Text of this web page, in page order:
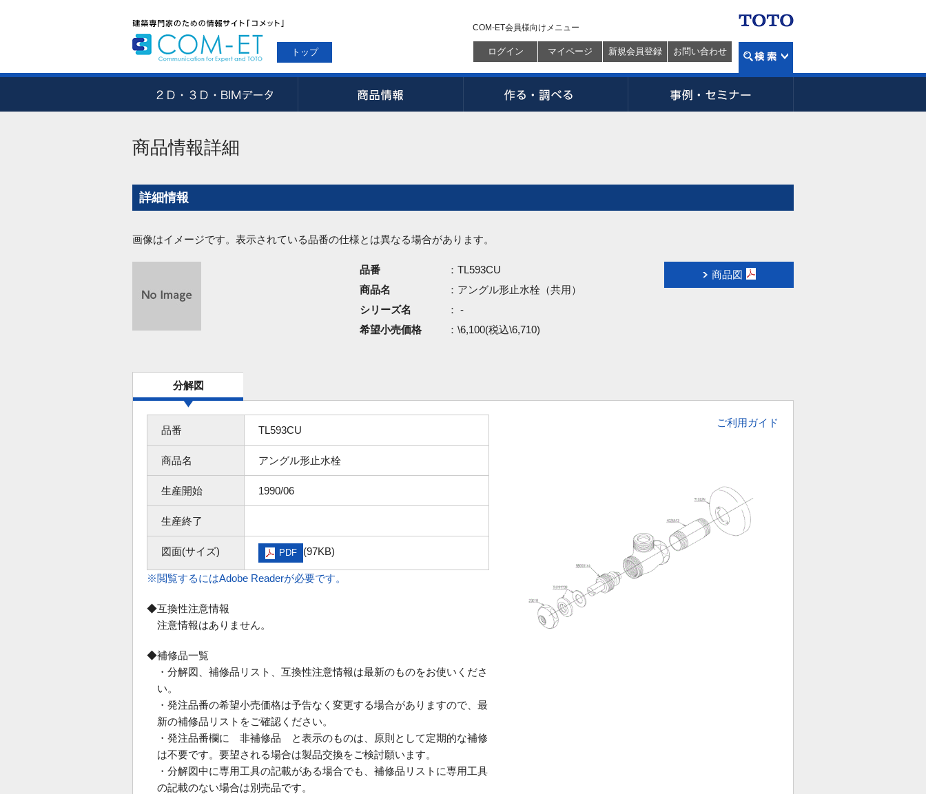
トップ
COM-ET会員様向けメニュー
ログイン マイページ 新規会員登録 お問い合わせ
商品情報詳細
詳細情報
画像はイメージです。表示されている品番の仕様とは異なる場合があります。
品番
：TL593CU
商品名
：アングル形止水栓（共用）
シリーズ名
： -
希望小売価格
：\6,100(税込\6,710)
商品図
分解図
品番 TL593CU
商品名 アングル形止水栓
生産開始 1990/06
生産終了
図面(サイズ) PDF (97KB)
※閲覧するにはAdobe Readerが必要です。
◆互換性注意情報
注意情報はありません。
◆補修品一覧
・分解図、補修品リスト、互換性注意情報は最新のものをお使いくださ
い。
・発注品番の希望小売価格は予告なく変更する場合がありますので、最
新の補修品リストをご確認ください。
・発注品番欄に 非補修品 と表示のものは、原則として定期的な補修
は不要です。要望される場合は製品交換をご検討願います。
・分解図中に専用工具の記載がある場合でも、補修品リストに専用工具
の記載のない場合は別売品です。
ご利用ガイド